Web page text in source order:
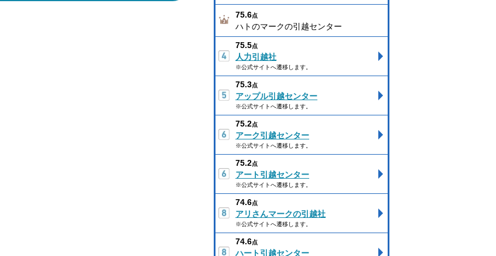
75.6点
ハトのマークの引越センター
75.5点
人力引越社
※公式サイトへ遷移します。
75.3点
アップル引越センター
※公式サイトへ遷移します。
75.2点
アーク引越センター
※公式サイトへ遷移します。
75.2点
アート引越センター
※公式サイトへ遷移します。
74.6点
アリさんマークの引越社
※公式サイトへ遷移します。
74.6点
ハート引越センター